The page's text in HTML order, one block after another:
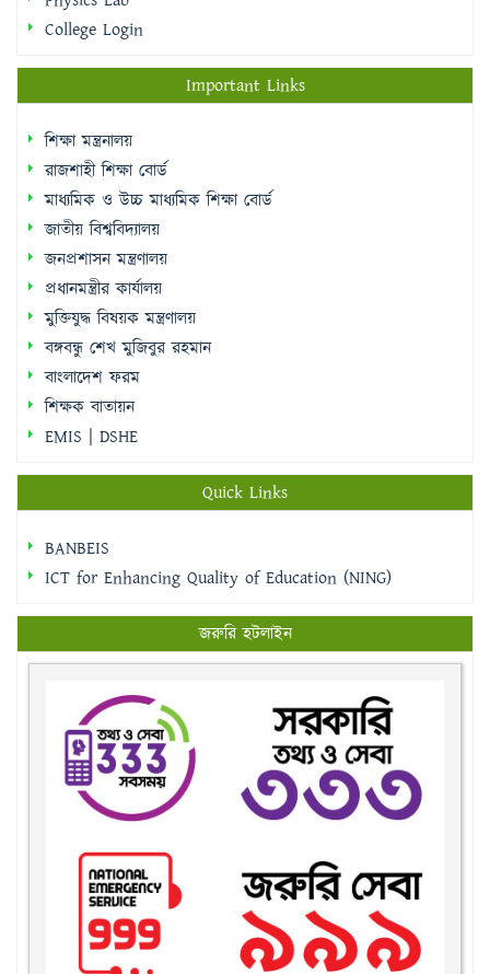
College Login
Important Links
শিক্ষা মন্ত্রনালয়
রাজশাহী শিক্ষা বোর্ড
মাধ্যমিক ও উচ্চ মাধ্যমিক শিক্ষা বোর্ড
জাতীয় বিশ্ববিদ্যালয়
জনপ্রশাসন মন্ত্রণালয়
প্রধানমন্ত্রীর কার্যালয়
মুক্তিযুদ্ধ বিষয়ক মন্ত্রণালয়
বঙ্গবন্ধু শেখ মুজিবুর রহমান
বাংলাদেশ ফরম
শিক্ষক বাতায়ন
EMIS | DSHE
Quick Links
BANBEIS
ICT for Enhancing Quality of Education (NING)
জরুরি হটলাইন